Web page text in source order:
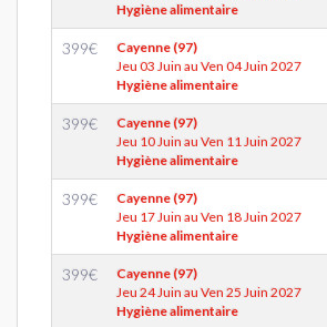
Hygiène alimentaire
399€
Cayenne (97)
Jeu 03 Juin au Ven 04 Juin 2027
Hygiène alimentaire
399€
Cayenne (97)
Jeu 10 Juin au Ven 11 Juin 2027
Hygiène alimentaire
399€
Cayenne (97)
Jeu 17 Juin au Ven 18 Juin 2027
Hygiène alimentaire
399€
Cayenne (97)
Jeu 24 Juin au Ven 25 Juin 2027
Hygiène alimentaire